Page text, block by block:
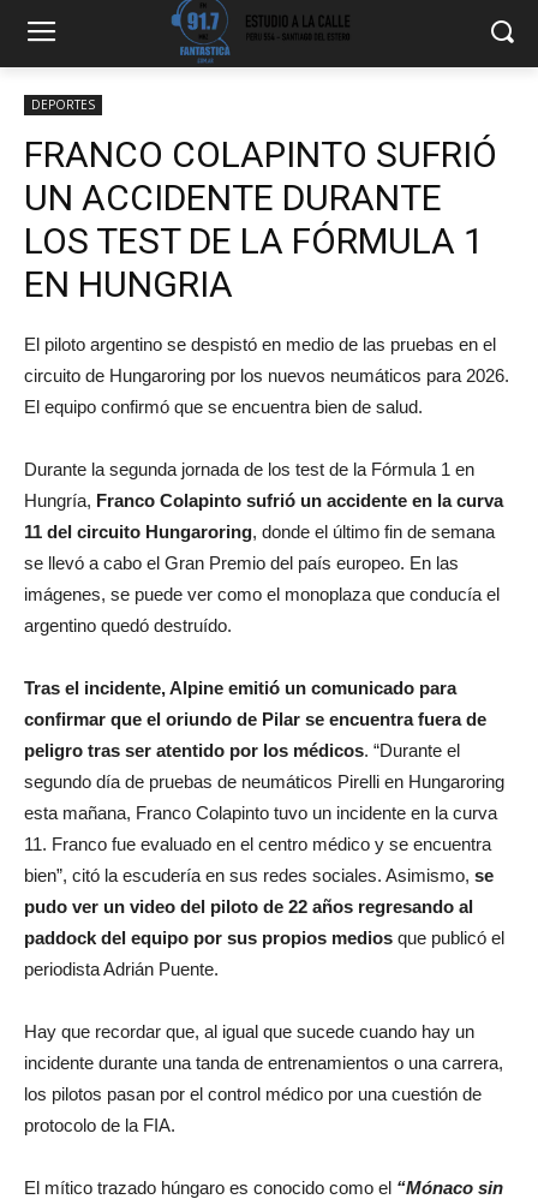
DEPORTES
FRANCO COLAPINTO SUFRIÓ
UN ACCIDENTE DURANTE
LOS TEST DE LA FÓRMULA 1
EN HUNGRIA
El piloto argentino se despistó en medio de las pruebas en el
circuito de Hungaroring por los nuevos neumáticos para 2026.
El equipo confirmó que se encuentra bien de salud.
Durante la segunda jornada de los test de la Fórmula 1 en
Hungría, Franco Colapinto sufrió un accidente en la curva
11 del circuito Hungaroring, donde el último fin de semana
se llevó a cabo el Gran Premio del país europeo. En las
imágenes, se puede ver como el monoplaza que conducía el
argentino quedó destruído.
Tras el incidente, Alpine emitió un comunicado para
confirmar que el oriundo de Pilar se encuentra fuera de
peligro tras ser atentido por los médicos. “Durante el
segundo día de pruebas de neumáticos Pirelli en Hungaroring
esta mañana, Franco Colapinto tuvo un incidente en la curva
11. Franco fue evaluado en el centro médico y se encuentra
bien”, citó la escudería en sus redes sociales. Asimismo, se
pudo ver un video del piloto de 22 años regresando al
paddock del equipo por sus propios medios que publicó el
periodista Adrián Puente.
Hay que recordar que, al igual que sucede cuando hay un
incidente durante una tanda de entrenamientos o una carrera,
los pilotos pasan por el control médico por una cuestión de
protocolo de la FIA.
El mítico trazado húngaro es conocido como el “Mónaco sin